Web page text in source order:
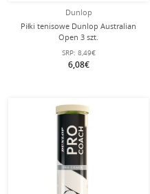
Dunlop
Piłki tenisowe Dunlop Australian
Open 3 szt.
SRP: 8,49€
6,08€